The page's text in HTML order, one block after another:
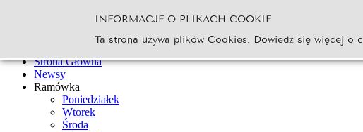
Go
Strona Główna
Newsy
Ramówka
Poniedziałek
Wtorek
Środa
INFORMACJE O PLIKACH COOKIE
Ta strona używa plików Cookies. Dowiedz się więcej